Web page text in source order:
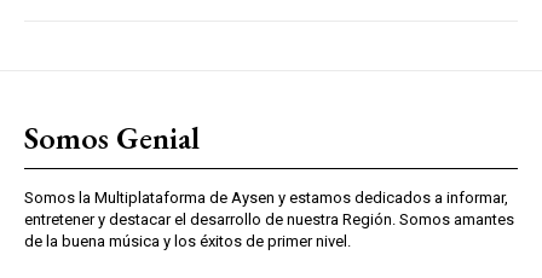
Somos Genial
Somos la Multiplataforma de Aysen y estamos dedicados a informar,
entretener y destacar el desarrollo de nuestra Región. Somos amantes
de la buena música y los éxitos de primer nivel.